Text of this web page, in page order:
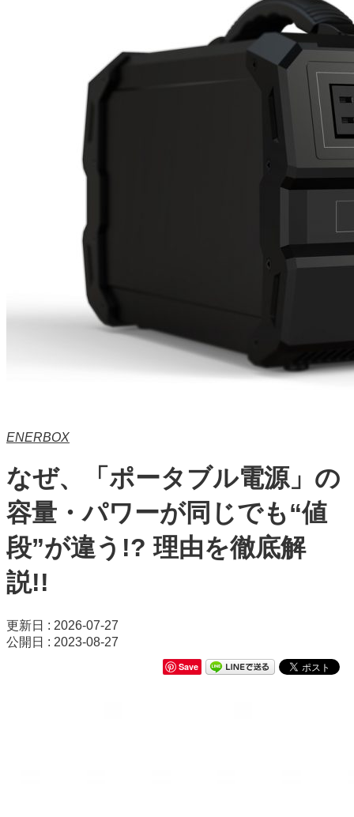
ENERBOX
なぜ、「ポータブル電源」の
容量・パワーが同じでも“値
段”が違う!? 理由を徹底解
説!!
更新日 : 2026-07-27
公開日 : 2023-08-27
Save